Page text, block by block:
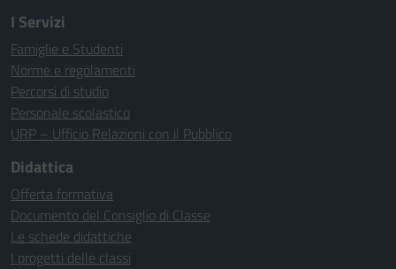
I Servizi
Famiglie e Studenti
Norme e regolamenti
Percorsi di studio
Personale scolastico
URP – Ufficio Relazioni con il Pubblico
Didattica
Offerta formativa
Documento del Consiglio di Classe
Le schede didattiche
I progetti delle classi